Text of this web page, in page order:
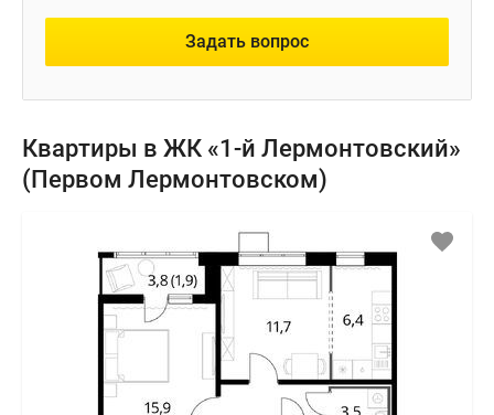
Задать вопрос
Квартиры в ЖК «1-й Лермонтовский»
(Первом Лермонтовском)